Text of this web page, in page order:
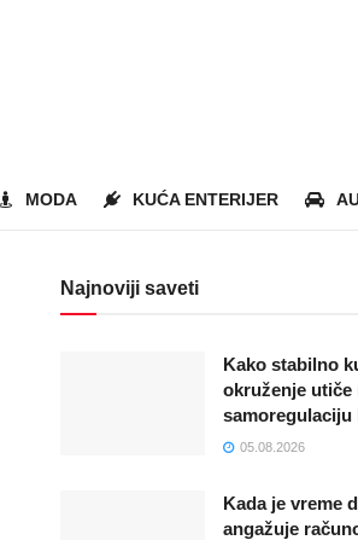
MODA KUĆA ENTERIJER
Najnoviji saveti
Kako stabilno
okruženje utiče
samoregulaciju
05.08.2026
Kada je vreme
angažuje